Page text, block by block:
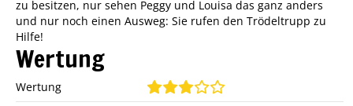
zu besitzen, nur sehen Peggy und Louisa das ganz anders
und nur noch einen Ausweg: Sie rufen den Trödeltrupp zu
Hilfe!
Wertung
Wertung